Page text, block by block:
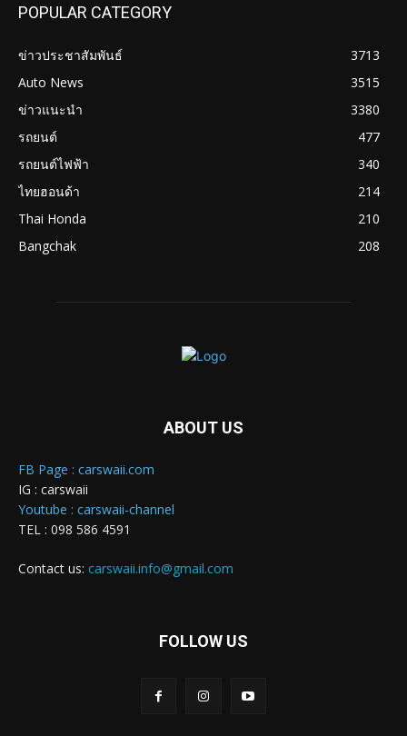
POPULAR CATEGORY
ข่าวประชาสัมพันธ์
3713
Auto News
3515
ข่าวแนะนำ
3380
รถยนต์
477
รถยนต์ไฟฟ้า
340
ไทยฮอนด้า
214
Thai Honda
210
Bangchak
208
ABOUT US
FB Page : carswaii.com
IG : carswaii
Youtube : carswaii-channel
TEL : 098 586 4591
Contact us: carswaii.info@gmail.com
FOLLOW US